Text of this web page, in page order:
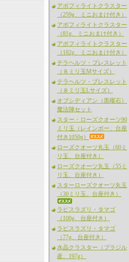
アポフィライトクラスター
（259g、ミニおまけ付き）
アポフィライトクラスター
（81g、ミニおまけ付き）
アポフィライトクラスター
（182g、ミニおまけ付き）
テラヘルツ・ブレスレット
（８ミリ玉Mサイズ）
テラヘルツ・ブレスレット
（８ミリ玉Lサイズ）
オブシディアン（黒曜石）
魔法陣セット
スター・ローズクオーツ90
ミリ玉（レインボー、台座
付き1050g）
ローズクオーツ丸玉（60ミ
リ玉、台座付き）
ローズクオーツ丸玉（55ミ
リ玉、台座付き）
スターローズクオーツ丸玉
（30ミリ玉、台座付き）
ラピスラズリ・タマゴ
（100g、台座付き）
ラピスラズリ・タマゴ
（77g、台座付き）
水晶クラスター（ブラジル
産、197g）